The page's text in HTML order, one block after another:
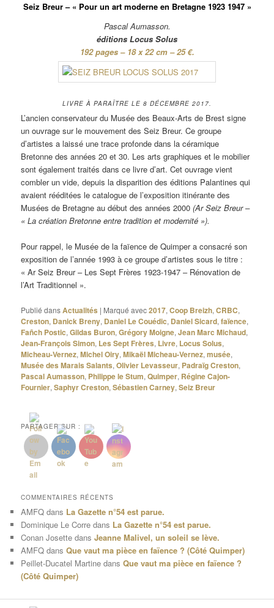
Seiz Breur – « Pour un art moderne en Bretagne 1923 1947 »
Pascal Aumasson.
éditions Locus Solus
192 pages – 18 x 22 cm – 25 €.
LIVRE À PARAÎTRE LE 8 DÉCEMBRE 2017.
L’ancien conservateur du Musée des Beaux-Arts de Brest signe
un ouvrage sur le mouvement des Seiz Breur. Ce groupe
d’artistes a laissé une trace profonde dans la céramique
Bretonne des années 20 et 30. Les arts graphiques et le mobilier
sont également traités dans ce livre d’art. Cet ouvrage vient
combler un vide, depuis la disparition des éditions Palantines qui
avaient rééditées le catalogue de l’exposition itinérante des
Musées de Bretagne au début des années 2000(Ar Seiz Breur –
« La création Bretonne entre tradition et modernité »).
Pour rappel, le Musée de la faïence de Quimper a consacré son
exposition de l’année 1993 à ce groupe d’artistes sous le titre :
« Ar Seiz Breur – Les Sept Frères 1923-1947 – Rénovation de
l’Art Traditionnel ».
Publié dansActualités | Marqué avec2017,Coop Breizh,CRBC,
Creston, Danick Breny, Daniel Le Couédic, Daniel Sicard,faïence,
Fañch Postic,Gildas Buron,Grégory Moigne,Jean Marc Michaud,
Jean-François Simon, Les Sept Frères, Livre, Locus Solus,
Micheau-Vernez,Michel Oiry,Mikaël Micheau-Vernez,musée,
Musée des Marais Salants,Olivier Levasseur, Padraïg Creston,
Pascal Aumasson, Philippe le Stum,Quimper, Régine Cajon-
Fournier,Saphyr Creston,Sébastien Carney,Seiz Breur
PARTAGER SUR :
COMMENTAIRES RÉCENTS
AMFQ dans La Gazette n°54 est parue.
Dominique Le Corre dans La Gazette n°54 est parue.
Conan Josette dansJeanne Malivel, un soleil se lève.
AMFQ dansQue vaut ma pièce en faïence ? (Côté Quimper)
Peillet-Ducatel Martine dansQue vaut ma pièce en faïence ?
(Côté Quimper)